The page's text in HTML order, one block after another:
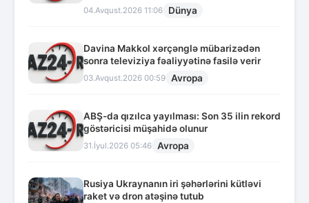
04.Avqust.2026 11:06 Dünya
Davina Makkol xərçənglə mübarizədən
sonra televiziya fəaliyyətinə fasilə verir
03.Avqust.2026 00:59 Avropa
ABŞ-da qızılca yayılması: Son 35 ilin rekord
göstəricisi müşahidə olunur
31.İyul.2026 05:46 Avropa
Rusiya Ukraynanın iri şəhərlərini kütləvi
raket və dron atəşinə tutub